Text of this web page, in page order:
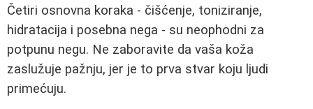
Četiri osnovna koraka - čišćenje, toniziranje,
hidratacija i posebna nega - su neophodni za
potpunu negu. Ne zaboravite da vaša koža
zaslužuje pažnju, jer je to prva stvar koju ljudi
primećuju.